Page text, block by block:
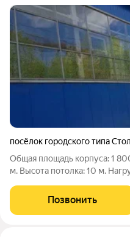
посёлок городского типа
Общая площадь корпуса: 1
м. Высота потолка: 10 м.
Встроенный АБК. Кран балка
ID: w13314
Позвонить